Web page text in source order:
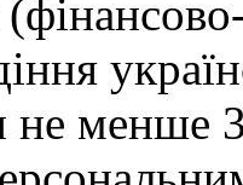
не менше